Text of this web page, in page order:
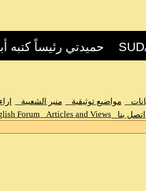
مواضيع توثيقية منبر الشعبية
اتصل بنا Articles and Views
Forum